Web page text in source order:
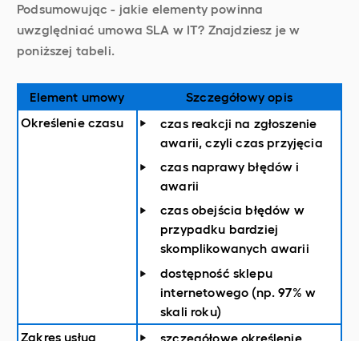
Podsumowując - jakie elementy powinna
uwzględniać umowa SLA w IT? Znajdziesz je w
poniższej tabeli.
Element umowy
Szczegółowy opis
Określenie czasu
czas reakcji na zgłoszenie
awarii, czyli czas przyjęcia
czas naprawy błędów i
awarii
czas obejścia błędów w
przypadku bardziej
skomplikowanych awarii
dostępność sklepu
internetowego (np. 97% w
skali roku)
Zakres usług
szczegółowe określenie